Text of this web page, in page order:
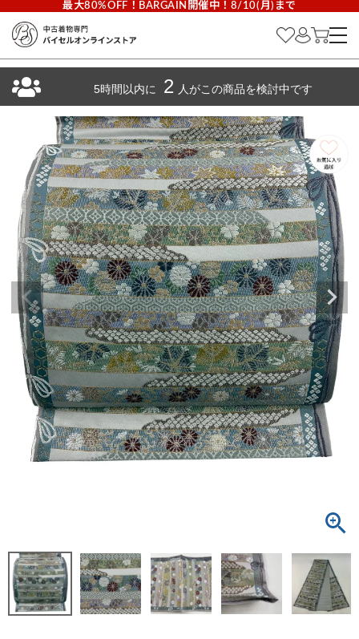
最大80%OFF！BARGAIN開催中！8/10(月)まで
5時間以内に 2 人がこの商品を検討中です